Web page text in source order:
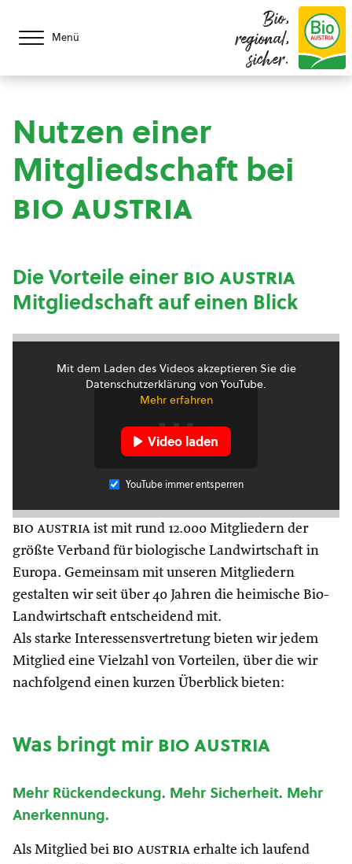
Menü
Bio,
regional,
sicher.
Nutzen einer
Mitgliedschaft bei
bio austria
Die Vorteile einerbio austria
Mitgliedschaft auf einen Blick
Mit dem Laden des Videos akzeptieren Sie die
Datenschutzerklärung von YouTube.
Mehr erfahren
Video laden
YouTube immer entsperren
bio austria ist mit rund 12.000 Mitgliedern der
größte Verband für biologische Landwirtschaft in
Europa. Gemeinsam mit unseren Mitgliedern
gestalten wir seit über 40 Jahren die heimische Bio-
Landwirtschaft entscheidend mit.
Als starke Interessensvertretung bieten wir jedem
Mitglied eine Vielzahl von Vorteilen, über die wir
nachfolgend einen kurzen Überblick bieten:
Was bringt mirbio austria
Mehr Rückendeckung. Mehr Sicherheit. Mehr
Anerkennung.
Als Mitglied bei bio austria erhalte ich laufend